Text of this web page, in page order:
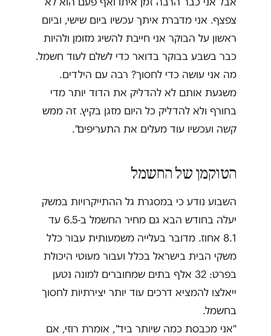
צפצף. אני מדברת איתך עכשיו ביום שישי, וביום
ראשון על הבוקר אני חייבת להשיג מזומן ולהיות
כבר בשבע בבוקר בדואר כדי לשלם לעוד חשמל.
מה אני עושה כדי לחסוך? רבה עם הילדים.
משגעת אותם לא להדליק את הדוד יותר מדי
בחורף ולא להדליק כל היום מזגן בקיץ. זה ממש
קשה ועכשיו עוד מעלים את התעריפים".
הטוקמן של החשמל
השבוע נודע כי במסגרת גל ההתייקרויות במשק
יעלה בחודש הבא גם מחיר החשמל ב-6.5 עד
8.1 אחוז. מדובר בעלייה משמעותית עבור כלל
משקי הבית בישראל בכלל ועבור מעוטי היכולת
בפרט: 32 אלף בתים שמחוברים למונה נטען
ייאלצו להמציא דרכים עוד יותר יצירתיות לחסוך
בחשמל.
"אני מכבסת כמה שיותר ביד", אומרת רוזי, אם